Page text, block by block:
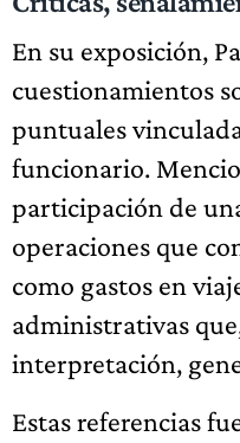
En su exposición,
cuestionamientos
puntuales
funcionario.
participación de
operaciones que
como gastos en
administrativas
interpretación,
Estas referencias